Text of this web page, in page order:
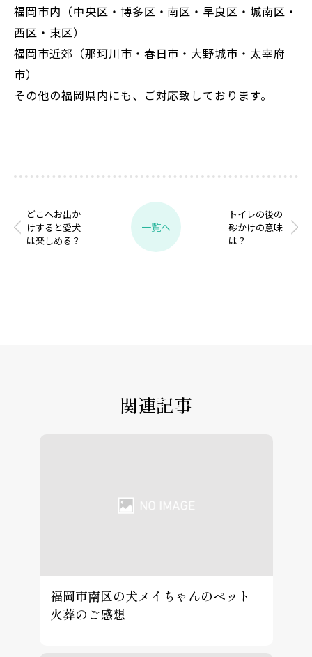
福岡市内（中央区・博多区・南区・早良区・城南区・
西区・東区）
福岡市近郊（那珂川市・春日市・大野城市・太宰府
市）
その他の福岡県内にも、ご対応致しております。
どこへお出か
けすると愛犬
は楽しめる？
一覧へ
トイレの後の
砂かけの意味
は？
関連記事
福岡市南区の犬メイちゃんのペット
火葬のご感想